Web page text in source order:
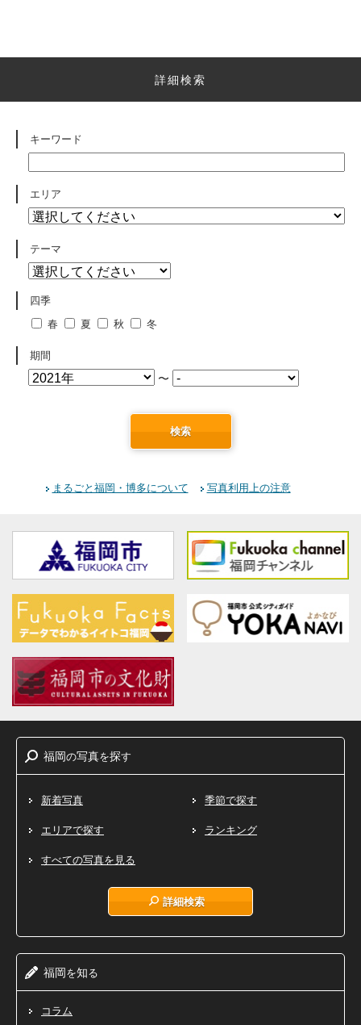
詳細検索
キーワード
エリア
テーマ
四季
春
夏 秋 冬
期間
〜
検索
まるごと福岡・博多について 写真利用上の注意
福岡の写真を探す
新着写真 季節で探す
エリアで探す ランキング
すべての写真を見る
詳細検索
福岡を知る
コラム